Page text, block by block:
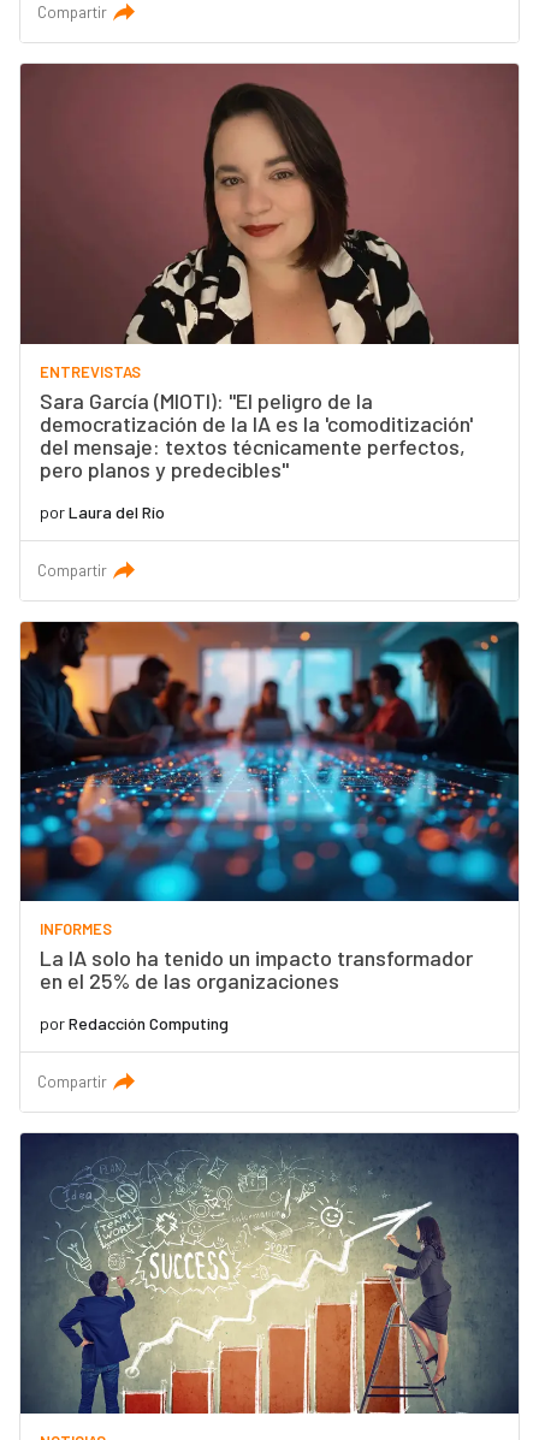
Compartir
ENTREVISTAS
Sara García (MIOTI): "El peligro de la
democratización de la IA es la 'comoditización'
del mensaje: textos técnicamente perfectos,
pero planos y predecibles"
porLaura del Río
Compartir
INFORMES
La IA solo ha tenido un impacto transformador
en el 25% de las organizaciones
porRedacción Computing
Compartir